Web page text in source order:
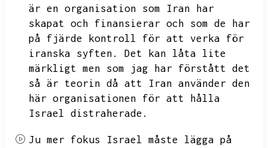
är en organisation som Iran har
skapat och finansierar och som de har
på fjärde kontroll för att verka för
iranska syften.
Det kan låta lite
märkligt men som jag har förstått det
så är teorin då att Iran använder den
här organisationen för att hålla
Israel distraherade.
Ju mer fokus Israel måste lägga på